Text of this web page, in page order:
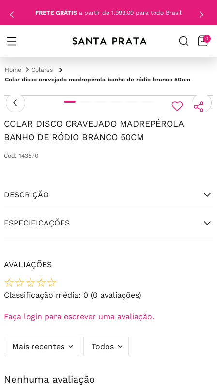
FRETE GRÁTIS a partir de 1.999,00 para todo Brasil
0
Colares
Colar disco cravejado madrepérola banho de ródio branco 50cm
COLAR DISCO CRAVEJADO MADREPÉROLA
BANHO DE RÓDIO BRANCO 50CM
Cod : 143870
DESCRIÇÃO
ESPECIFICAÇÕES
AVALIAÇÕES
☆☆☆☆☆
Classificação média: 0 (0 avaliações)
Faça login para escrever uma avaliação.
Mais recentes Todos
Nenhuma avaliação